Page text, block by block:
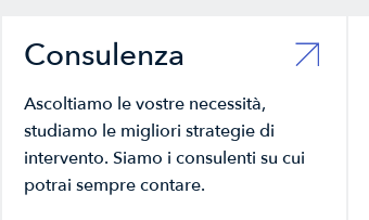
Consulenza
Ascoltiamo le vostre necessità,
studiamo le migliori strategie di
intervento. Siamo i consulenti su cui
potrai sempre contare.